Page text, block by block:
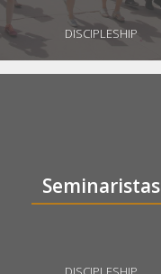
DISCIPLESHIP
Seminaristas